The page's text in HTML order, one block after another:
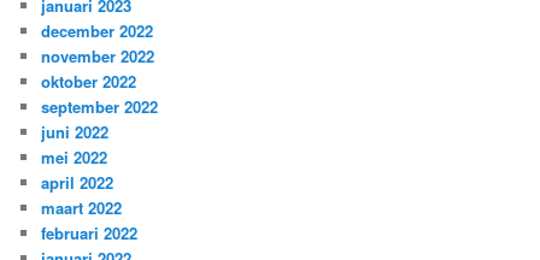
januari 2023
december 2022
november 2022
oktober 2022
september 2022
juni 2022
mei 2022
april 2022
maart 2022
februari 2022